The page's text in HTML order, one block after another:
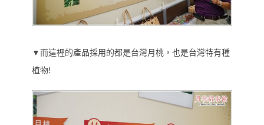
▼而這裡的產品採用的都是台灣月桃，也是台灣特有種
植物!